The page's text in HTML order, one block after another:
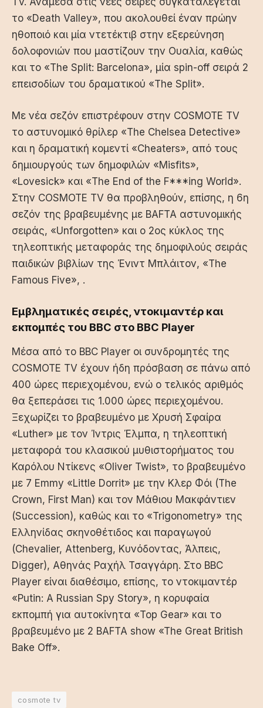
το «Death Valley», που ακολουθεί έναν πρώην
ηθοποιό και μία ντετέκτιβ στην εξερεύνηση
δολοφονιών που μαστίζουν την Ουαλία, καθώς
και το «The Split: Barcelona», μία spin-off σειρά 2
επεισοδίων του δραματικού «The Split».
Με νέα σεζόν επιστρέφουν στην COSMOTE TV
το αστυνομικό θρίλερ «The Chelsea Detective»
και η δραματική κομεντί «Cheaters», από τους
δημιουργούς των δημοφιλών «Misfits»,
«Lovesick» και «The End of the F***ing World».
Στην COSMOTE TV θα προβληθούν, επίσης, η 6η
σεζόν της βραβευμένης με BAFTA αστυνομικής
σειράς, «Unforgotten» και ο 2ος κύκλος της
τηλεοπτικής μεταφοράς της δημοφιλούς σειράς
παιδικών βιβλίων της Ένιντ Μπλάιτον, «The
Famous Five», .
Εμβληματικές σειρές, ντοκιμαντέρ και
εκπομπές του BBC στο BBC Player
Μέσα από το BBC Player οι συνδρομητές της
COSMOTE TV έχουν ήδη πρόσβαση σε πάνω από
400 ώρες περιεχομένου, ενώ ο τελικός αριθμός
θα ξεπεράσει τις 1.000 ώρες περιεχομένου.
Ξεχωρίζει το βραβευμένο με Χρυσή Σφαίρα
«Luther» με τον Ίντρις Έλμπα, η τηλεοπτική
μεταφορά του κλασικού μυθιστορήματος του
Καρόλου Ντίκενς «Oliver Twist», το βραβευμένο
με 7 Emmy «Little Dorrit» με την Κλερ Φόι (The
Crown, First Man) και τον Μάθιου Μακφάντιεν
(Succession), καθώς και το «Trigonometry» της
Ελληνίδας σκηνοθέτιδος και παραγωγού
(Chevalier, Attenberg, Κυνόδοντας, Άλπεις,
Digger), Αθηνάς Ραχήλ Τσαγγάρη. Στο BBC
Player είναι διαθέσιμο, επίσης, το ντοκιμαντέρ
«Putin: A Russian Spy Story», η κορυφαία
εκπομπή για αυτοκίνητα «Top Gear» και το
βραβευμένο με 2 BAFTA show «The Great British
Bake Off».
cosmote tv